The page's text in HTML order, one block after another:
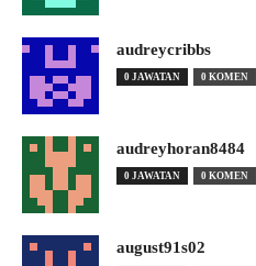
audreycribbs
0 JAWATAN 0 KOMEN
audreyhoran8484
0 JAWATAN 0 KOMEN
august91s02